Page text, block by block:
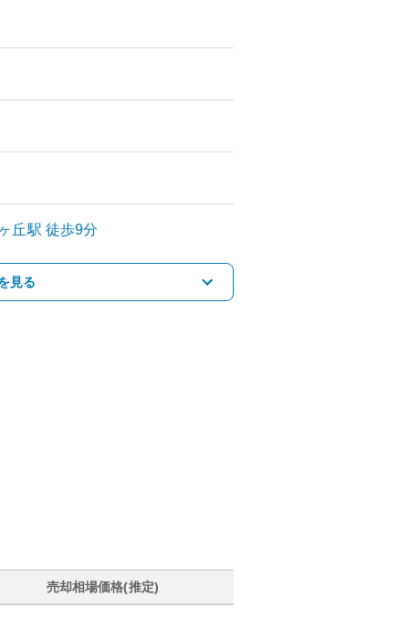
丘駅 徒歩9分
見る
売却相場価格(推定)